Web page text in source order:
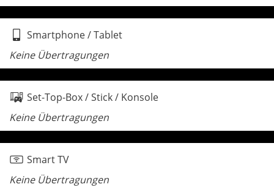
Smartphone / Tablet
Keine Übertragungen
Set-Top-Box / Stick / Konsole
Keine Übertragungen
Smart TV
Keine Übertragungen